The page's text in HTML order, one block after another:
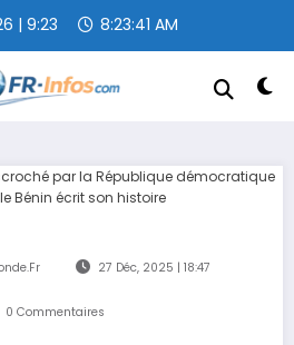
| 9:23 8:23:42 AM
27 Déc, 2025 | 18:47
0 Commentaires